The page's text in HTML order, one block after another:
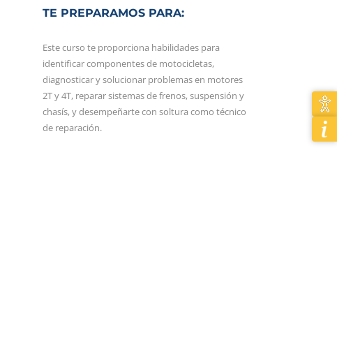
TE PREPARAMOS PARA:
Este curso te proporciona habilidades para
identificar componentes de motocicletas,
diagnosticar y solucionar problemas en motores
2T y 4T, reparar sistemas de frenos, suspensión y
chasís, y desempeñarte con soltura como técnico
de reparación.